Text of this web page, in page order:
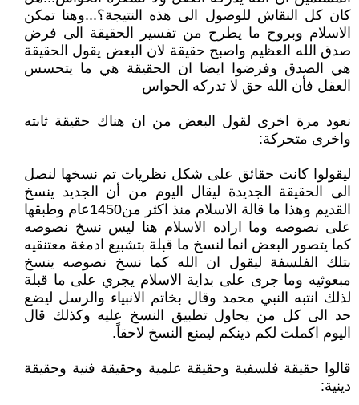
كان كل النقاش للوصول الى هذه النتيجة؟...وهنا تمكن
الاسلام وبروح ما يطرح من تفسير الحقيقة الى فرض
صدق الله العظيم واصبح حقيقة لان البعض يقول الحقيقة
هي الصدق وفرضوا ايضا ان الحقيقة هي ما يتحسس
العقل فأن الله حق لا تدركه الحواس
نعود مرة اخرى لقول البعض من ان هناك حقيقة ثابته
واخرى متحركة:
ليقولوا كانت حقائق على شكل نظريات تم نسخها لنصل
الى الحقيقة الجديدة ليقال اليوم من أن الجديد ينسخ
القديم وهذا ما قالة الاسلام منذ اكثر من1450عام وطبقها
على نصوصه وما اراده الاسلام هنا ليس نسخ نصوصه
كما يتصور البعض انما لنسخ ما قبلة بتشبيع ادمغة معتنقيه
بتلك الفلسفة ليقول ان الله كما نسخ نصوصه ينسخ
مبعوثيه وما جرى على بداية الاسلام يجري على ما قبلة
لذلك انتبه النبي محمد وقال بخاتم الانبياء والرسل ليضع
حد الى كل من يحاول تطبيق النسخ عليه وكذلك قال
اليوم اكملت لكم دينكم ليمنع النسخ لاحقاً.
قالوا حقيقة فلسفية وحقيقة علمية وحقيقة فنية وحقيقة
دينية: